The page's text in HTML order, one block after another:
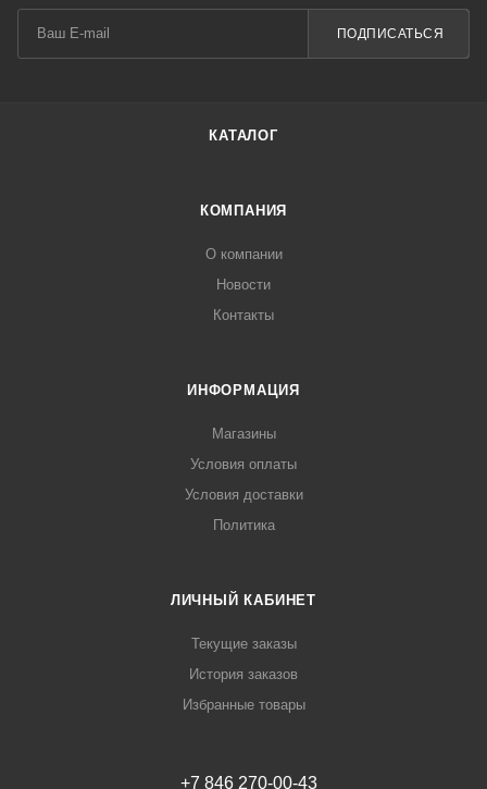
ПОДПИСАТЬСЯ
КАТАЛОГ
КОМПАНИЯ
О компании
Новости
Контакты
ИНФОРМАЦИЯ
Магазины
Условия оплаты
Условия доставки
Политика
ЛИЧНЫЙ КАБИНЕТ
Текущие заказы
История заказов
Избранные товары
+7 846 270-00-43